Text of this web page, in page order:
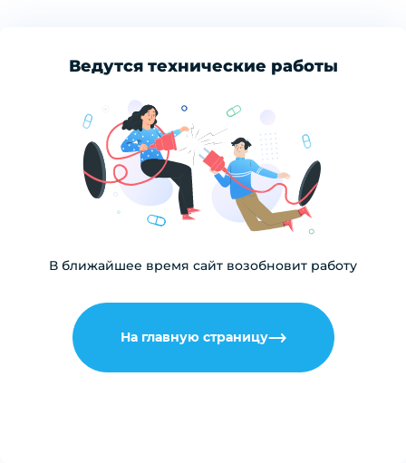
Ведутся технические работы
В ближайшее время сайт возобновит работу
На главную страницу